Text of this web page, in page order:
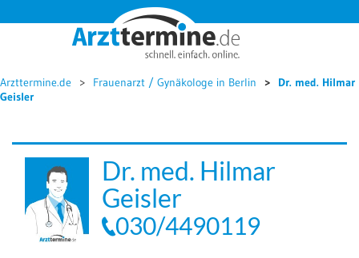




Arzttermine.de Frauenarzt / Gynäkologe in Berlin
Dr. med. Hilmar
Geisler
Dr. med. Hilmar
Geisler
030/4490119